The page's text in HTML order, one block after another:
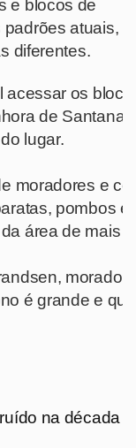
e blocos de
atuais,
diferentes.
os
de
lugar.
moradores e
pombos
área de mais
é grande e
na década